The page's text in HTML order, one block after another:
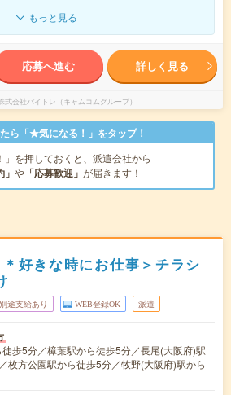
もっと見る
応募へ進む 詳しく見る
式会社バイトレ（キャムコムグループ）
ら「★気になる！」をタップ！
」を押しておくと、派遣会社から
や 「応募歓迎」 が届きます！
好きな時にお仕事＞チラシ
途支給あり WEB登録OK 派遣
歩5分／樟葉駅から徒歩5分／長尾(大阪府)駅
枚方公園駅から徒歩5分／牧野(大阪府)駅から